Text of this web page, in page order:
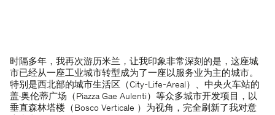
时隔多年，我再次游历米兰，让我印象非常深刻的是，这座城
市已经从一座工业城市转型成为了一座以服务业为主的城市。
特别是西北部的城市生活区（City-Life-Areal）、中央火车站的
盖·奥伦蒂广场（Piazza Gae Aulenti）等众多城市开发项目，以
垂直森林塔楼（Bosco Verticale ）为视角，完全刷新了我对意